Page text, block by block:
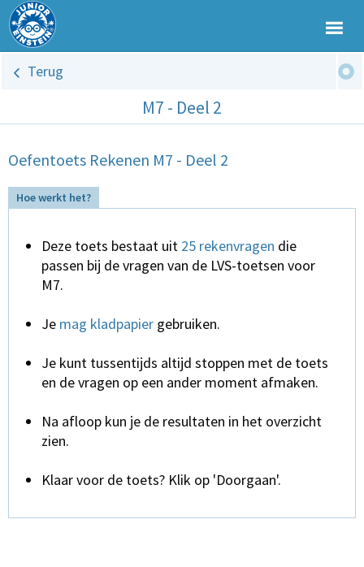
Terug
M7 - Deel 2
Oefentoets Rekenen M7 - Deel 2
Hoe werkt het?
Deze toets bestaat uit 25 rekenvragen die
passen bij de vragen van de LVS-toetsen voor
M7.
Je mag kladpapier gebruiken.
Je kunt tussentijds altijd stoppen met de toets
en de vragen op een ander moment afmaken.
Na afloop kun je de resultaten in het overzicht
zien.
Klaar voor de toets? Klik op 'Doorgaan'.